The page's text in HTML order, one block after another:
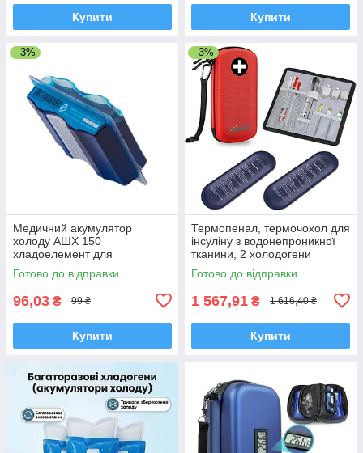
Купити Купити
–3%
Медичний акумулятор
холоду АШХ 150
хладоелемент для
транспортування ліків,
вакцин та медикаментів у
Готово до відправки
96,03 ₴ 99 ₴
Купити
–3%
Термопенал, термочохол для
інсуліну з водонепроникної
тканини, 2 холодогени
Готово до відправки
1 567,91 ₴ 1 616,40 ₴
Купити